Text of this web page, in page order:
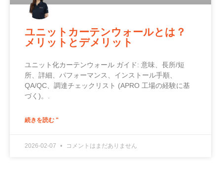
ユニットカーテンウォールとは？
メリットとデメリット
ユニット化カーテンウォール ガイド: 意味、長所/短
所、詳細、パフォーマンス、インストール手順、
QA/QC、調達チェックリスト (APRO 工場の経験に基
づく)。.
続きを読む "
2026-02-07 コメントはまだありません